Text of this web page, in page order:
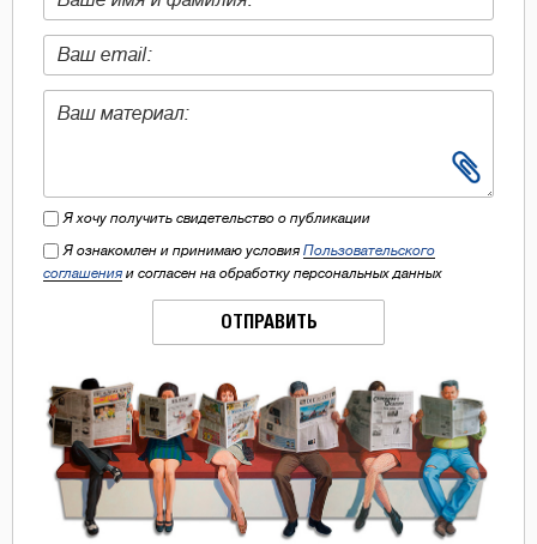
Я хочу получить свидетельство о публикации
Я ознакомлен и принимаю условия Пользовательского
соглашения и согласен на обработку персональных данных
ОТПРАВИТЬ